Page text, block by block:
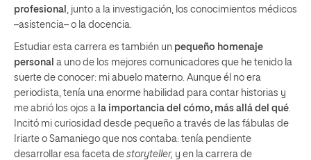
profesional
, junto a la investigación, los conocimientos médicos
–asistencia– o la docencia.
Estudiar esta carrera es también un pequeño homenaje
personal a uno de los mejores comunicadores que he tenido la
suerte de conocer: mi abuelo materno. Aunque él no era
periodista, tenía una enorme habilidad para contar historias y
me abrió los ojos a la importancia del cómo, más allá del qué
Incitó mi curiosidad desde pequeño a través de las fábulas de
Iriarte o Samaniego que nos contaba: tenía pendiente
desarrollar esa faceta de storyteller, y en la carrera de